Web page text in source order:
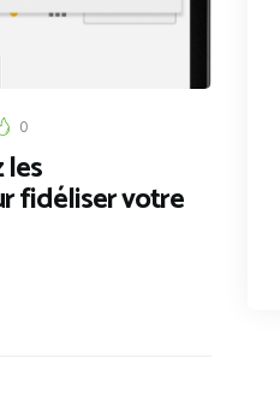
0
les
fidéliser votre